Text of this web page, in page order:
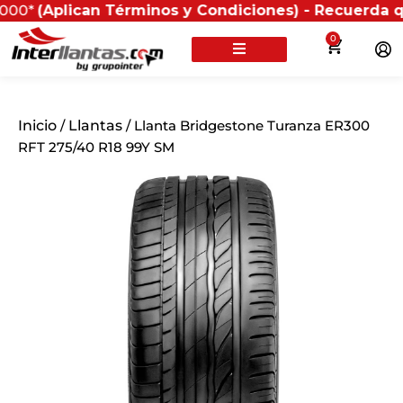
Términos y Condiciones) - Recuerda que si
0
Inicio / Llantas / Llanta Bridgestone Turanza ER300
RFT 275/40 R18 99Y SM